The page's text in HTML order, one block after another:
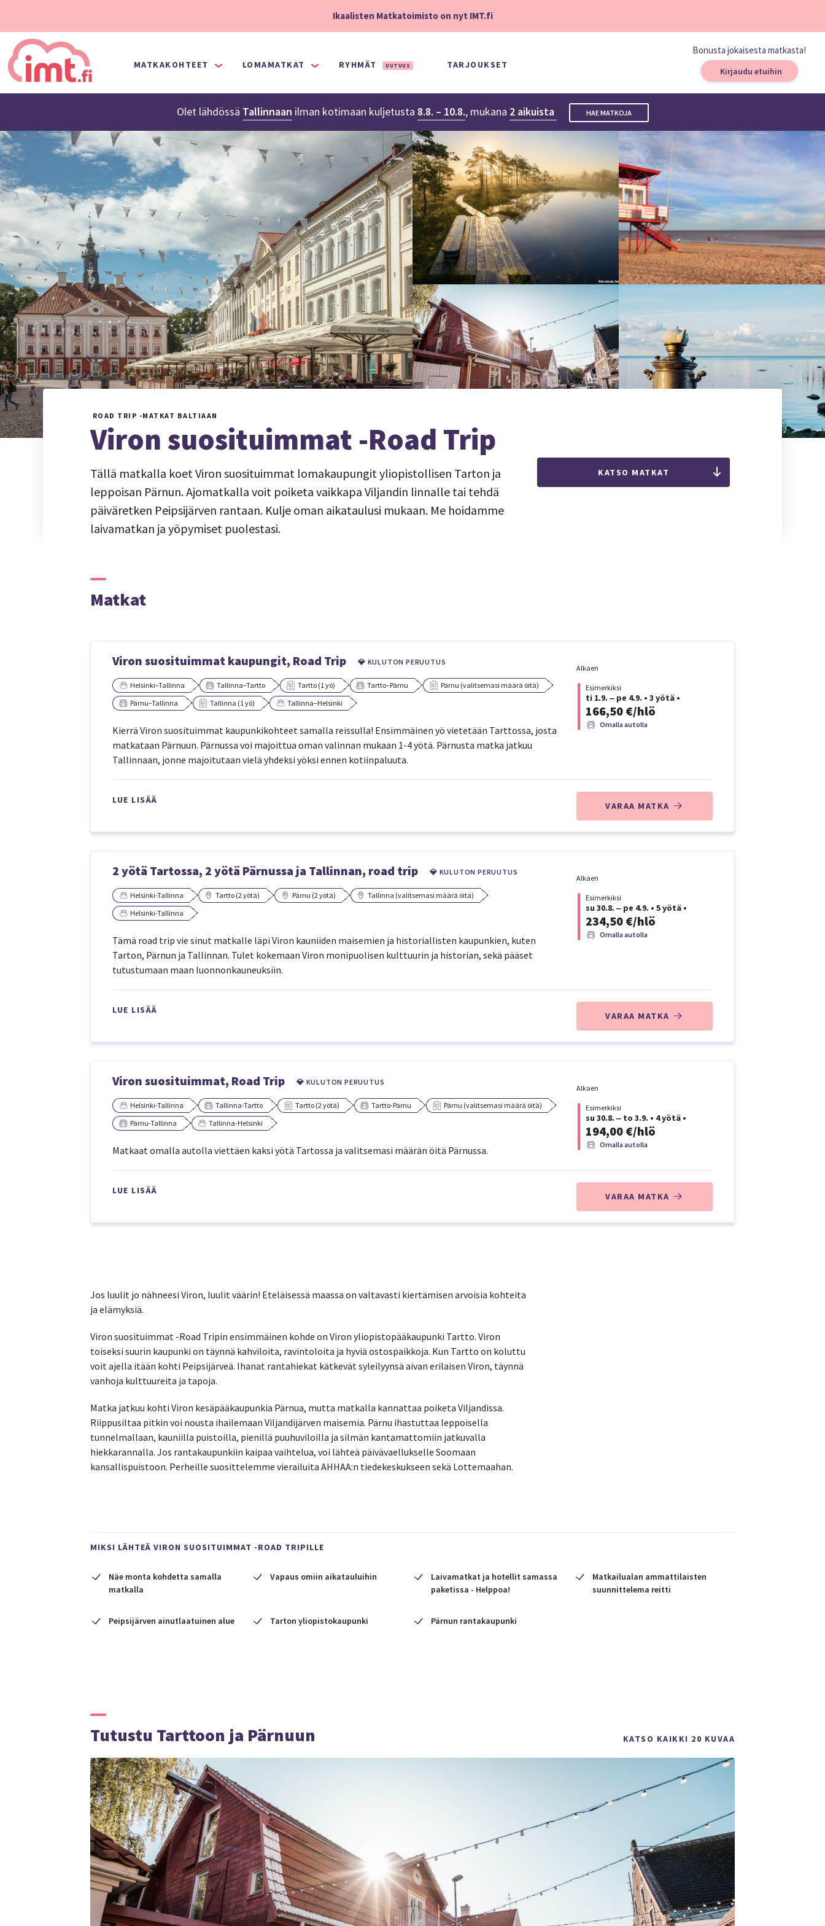
Ikaalisten Matkatoimisto on nyt IMT.fi
MATKAKOHTEET LOMAMATKAT RYHMÄT UUTUUS TARJOUKSET
Bonusta jokaisesta matkasta!
Kirjaudu etuihin
Olet lähdössä Tallinnaan ilman kotimaan kuljetusta 8.8. – 10.8., mukana 2 aikuista HAE MATKOJA
ROAD TRIP -MATKAT BALTIAAN
Viron suosituimmat -Road Trip
Tällä matkalla koet Viron suosituimmat lomakaupungit yliopistollisen Tarton ja
leppoisan Pärnun. Ajomatkalla voit poiketa vaikkapa Viljandin linnalle tai tehdä
päiväretken Peipsijärven rantaan. Kulje oman aikataulusi mukaan. Me hoidamme
laivamatkan ja yöpymiset puolestasi.
KATSO MATKAT
Matkat
Viron suosituimmat kaupungit, Road Trip 💎 KULUTON PERUUTUS
Helsinki–Tallinna Tallinna–Tartto Tartto (1 yö) Tartto–Pärnu
Pärnu (valitsemasi määrä öitä)
Pärnu–Tallinna
Tallinna (1 yö) Tallinna–Helsinki
Kierrä Viron suosituimmat kaupunkikohteet samalla reissulla! Ensimmäinen yö vietetään Tarttossa, josta
matkataan Pärnuun. Pärnussa voi majoittua oman valinnan mukaan 1-4 yötä. Pärnusta matka jatkuu
Tallinnaan, jonne majoitutaan vielä yhdeksi yöksi ennen kotiinpaluuta.
Alkaen
Esimerkiksi
ti 1.9. ‒ pe 4.9. • 3 yötä •
166,50 €/hlö
Omalla autolla
LUE LISÄÄ
VARAA MATKA
2 yötä Tartossa, 2 yötä Pärnussa ja Tallinnan, road trip 💎 KULUTON PERUUTUS
Helsinki-Tallinna Tartto (2 yötä) Pärnu (2 yötä)
Tallinna (valitsemasi määrä öitä)
Helsinki-Tallinna
Tämä road trip vie sinut matkalle läpi Viron kauniiden maisemien ja historiallisten kaupunkien, kuten
Tarton, Pärnun ja Tallinnan. Tulet kokemaan Viron monipuolisen kulttuurin ja historian, sekä pääset
tutustumaan maan luonnonkauneuksiin.
Alkaen
Esimerkiksi
su 30.8. ‒ pe 4.9. • 5 yötä •
234,50 €/hlö
Omalla autolla
LUE LISÄÄ
VARAA MATKA
Viron suosituimmat, Road Trip 💎 KULUTON PERUUTUS
Helsinki-Tallinna Tallinna-Tartto Tartto (2 yötä) Tartto-Pärnu
Pärnu (valitsemasi määrä öitä)
Pärnu-Tallinna
Tallinna-Helsinki
Matkaat omalla autolla viettäen kaksi yötä Tartossa ja valitsemasi määrän öitä Pärnussa.
Alkaen
Esimerkiksi
su 30.8. ‒ to 3.9. • 4 yötä •
194,00 €/hlö
Omalla autolla
LUE LISÄÄ
VARAA MATKA
Jos luulit jo nähneesi Viron, luulit väärin! Eteläisessä maassa on valtavasti kiertämisen arvoisia kohteita
ja elämyksiä.
Viron suosituimmat -Road Tripin ensimmäinen kohde on Viron yliopistopääkaupunki Tartto. Viron
toiseksi suurin kaupunki on täynnä kahviloita, ravintoloita ja hyviä ostospaikkoja. Kun Tartto on koluttu
voit ajella itään kohti Peipsijärveä. Ihanat rantahiekat kätkevät syleilyynsä aivan erilaisen Viron, täynnä
vanhoja kulttuureita ja tapoja.
Matka jatkuu kohti Viron kesäpääkaupunkia Pärnua, mutta matkalla kannattaa poiketa Viljandissa.
Riippusiltaa pitkin voi nousta ihailemaan Viljandijärven maisemia. Pärnu ihastuttaa leppoisella
tunnelmallaan, kauniilla puistoilla, pienillä puuhuviloilla ja silmän kantamattomiin jatkuvalla
hiekkarannalla. Jos rantakaupunkiin kaipaa vaihtelua, voi lähteä päivävaellukselle Soomaan
kansallispuistoon. Perheille suosittelemme vierailuita AHHAA:n tiedekeskukseen sekä Lottemaahan.
MIKSI LÄHTEÄ VIRON SUOSITUIMMAT -ROAD TRIPILLE
Näe monta kohdetta samalla
matkalla
Vapaus omiin aikatauluihin
Laivamatkat ja hotellit samassa
paketissa - Helppoa!
Matkailualan ammattilaisten
suunnittelema reitti
Peipsijärven ainutlaatuinen alue Tarton yliopistokaupunki Pärnun rantakaupunki
Tutustu Tarttoon ja Pärnuun KATSO KAIKKI 20 KUVAA